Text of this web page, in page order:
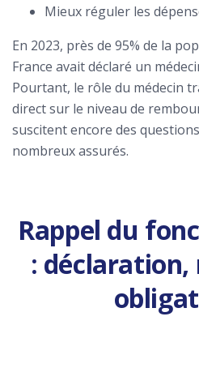
Mieux réguler les
En 2023, près de 95% de la
France avait déclaré un
Pourtant, le rôle du médecin
direct sur le niveau de
suscitent encore des
nombreux assurés.
Rappel du
: déclaration,